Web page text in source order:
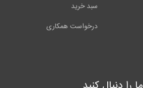
سبد خرید
درخواست همکاری